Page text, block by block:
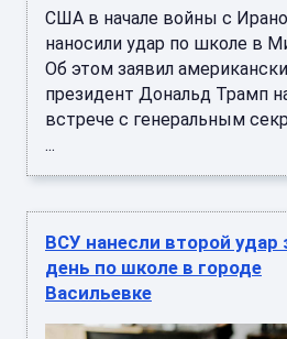
США в начале войны с
наносили удар по школе в
Об этом заявил
президент Дональд Трамп
встрече с генеральным
...
ВСУ нанесли второй удар
день по школе в городе
Васильевке